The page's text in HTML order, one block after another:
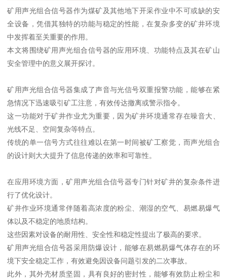
矿用声光组合信号器作为煤矿及其他地下开采作业中不可或缺的安
全设备，凭借其独特的功能与稳定的性能，在复杂多变的矿井环境
中发挥着至关重要的作用。
本文将围绕矿用声光组合信号器的应用环境、功能特点及其在矿山
安全管理中的意义展开探讨。
矿用声光组合信号器集成了声音与光信号双重报警功能，能够在紧
急情况下迅速吸引矿工注意，有效传达撤离或警示指令。
这一功能对于矿井作业尤为重要，因为矿井环境通常存在噪音大、
光线不足、空间复杂等特点。
传统的单一信号方式往往难以在第一时间被矿工察觉，而声光组合
的设计则大大提升了信息传递的效率和可靠性。
在应用环境方面，矿用声光组合信号器专门针对矿井的复杂条件进
行了优化设计。
矿井作业环境通常伴随着高浓度的粉尘、潮湿的空气、易燃易爆气
体以及不稳定的地质结构。
这些因素对设备的耐用性、安全性和稳定性提出了极高的要求。
矿用声光组合信号器采用防爆设计，能够在易燃易爆气体存在的环
境下安全稳定工作，有效避免因设备问题引发的二次事故。
此外，其外壳材质坚固，具有良好的密封性，能够有效防止粉尘和